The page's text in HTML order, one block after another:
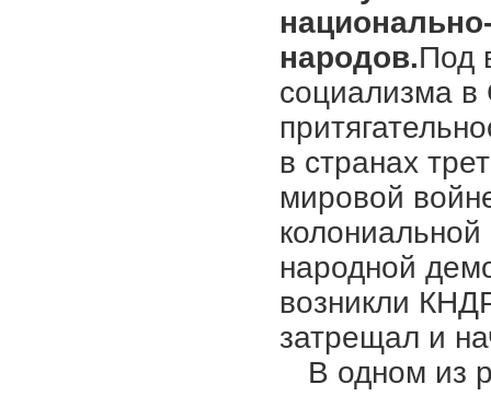
народов.Под
социализма
в странах
мировой
народной
возникли
затрещал и
В одном из